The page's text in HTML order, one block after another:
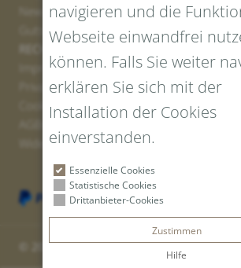
Newsletter Anmelden
Gutschein erstellen
RECHTLICHES UND DATENSCHUTZ
Impressum
Privacy Policy
Cookies
Widerrufsrecht
© 2026 Tiroler Goldschmied GmbH | Vat
navigieren und die
Webseite einwandfrei
können. Falls Sie weiter
erklären Sie sich mit der
Installation der Cookies
einverstanden.
Essenzielle Cookies
Statistische Cookies
Drittanbieter-Cookies
Zustimmen
Hilfe